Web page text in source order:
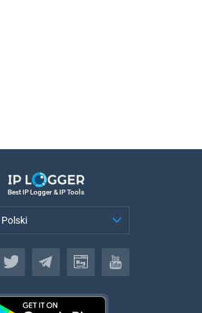
Best IP Logger & IP Tools
Polski
Polski